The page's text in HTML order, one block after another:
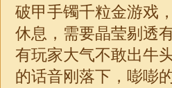
破甲手镯千粒金游戏
休息，需要晶莹剔透
有玩家大气不敢出牛
的话音刚落下，嘭嘭